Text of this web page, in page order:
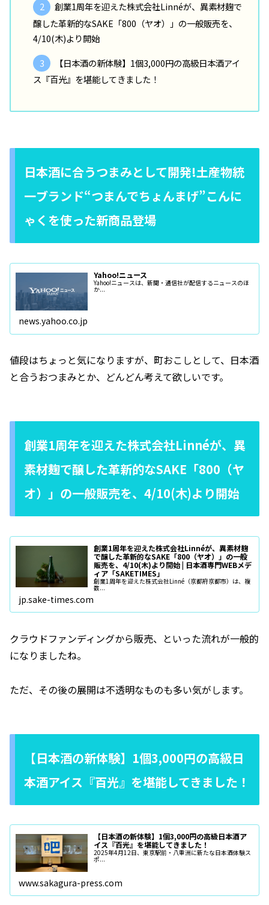
創業1周年を迎えた株式会社Linnéが、異素材麹で
醸した革新的なSAKE「800（ヤオ）」の一般販売を、
4/10(木)より開始
【日本酒の新体験】1個3,000円の高級日本酒アイ
ス『百光』を堪能してきました！
日本酒に合うつまみとして開発!土産物統
一ブランド“つまんでちょんまげ”こんに
ゃくを使った新商品登場
Yahoo!ニュース
Yahoo!ニュースは、新聞・通信社が配信するニュースのほ
か...
news.yahoo.co.jp
値段はちょっと気になりますが、町おこしとして、日本酒
と合うおつまみとか、どんどん考えて欲しいです。
創業1周年を迎えた株式会社Linnéが、異
素材麹で醸した革新的なSAKE「800（ヤ
オ）」の一般販売を、4/10(木)より開始
創業1周年を迎えた株式会社Linnéが、異素材麹
で醸した革新的なSAKE「800（ヤオ）」の一般
販売を、4/10(木)より開始 | 日本酒専門WEBメデ
ィア「SAKETIMES」
創業1周年を迎えた株式会社Linné（京都府京都市）は、複
数...
jp.sake-times.com
クラウドファンディングから販売、といった流れが一般的
になりましたね。
ただ、その後の展開は不透明なものも多い気がします。
【日本酒の新体験】1個3,000円の高級日
本酒アイス『百光』を堪能してきました！
【日本酒の新体験】1個3,000円の高級日本酒ア
イス『百光』を堪能してきました！
2025年4月12日、東京駅前・八重洲に新たな日本酒体験ス
ポ...
www.sakagura-press.com